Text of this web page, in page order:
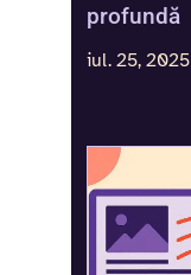
profundă
iul. 25, 2025